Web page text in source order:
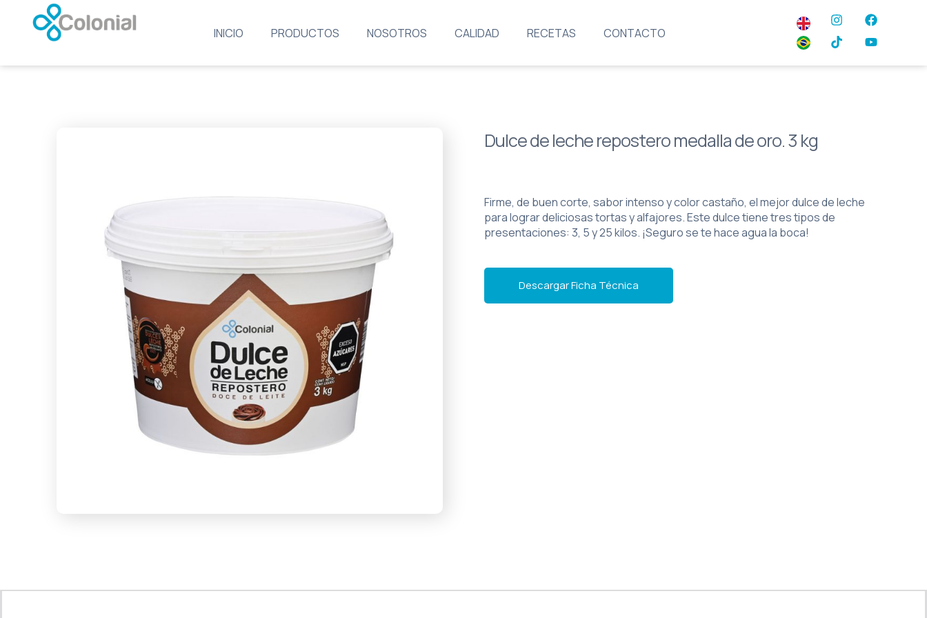
INICIO PRODUCTOS NOSOTROS CALIDAD RECETAS CONTACTO
Dulce de leche repostero medalla de oro. 3 kg
Firme, de buen corte, sabor intenso y color castaño, el mejor dulce de leche
para lograr deliciosas tortas y alfajores. Este dulce tiene tres tipos de
presentaciones: 3, 5 y 25 kilos. ¡Seguro se te hace agua la boca!
Descargar Ficha Técnica